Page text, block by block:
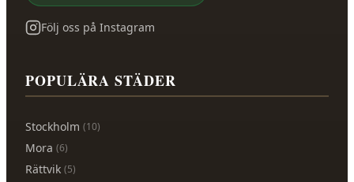
Följ oss på Instagram
POPULÄRA STÄDER
Stockholm (10)
Mora (6)
Rättvik (5)